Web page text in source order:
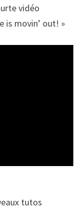
vidéo
is movin’ out! »
tutos